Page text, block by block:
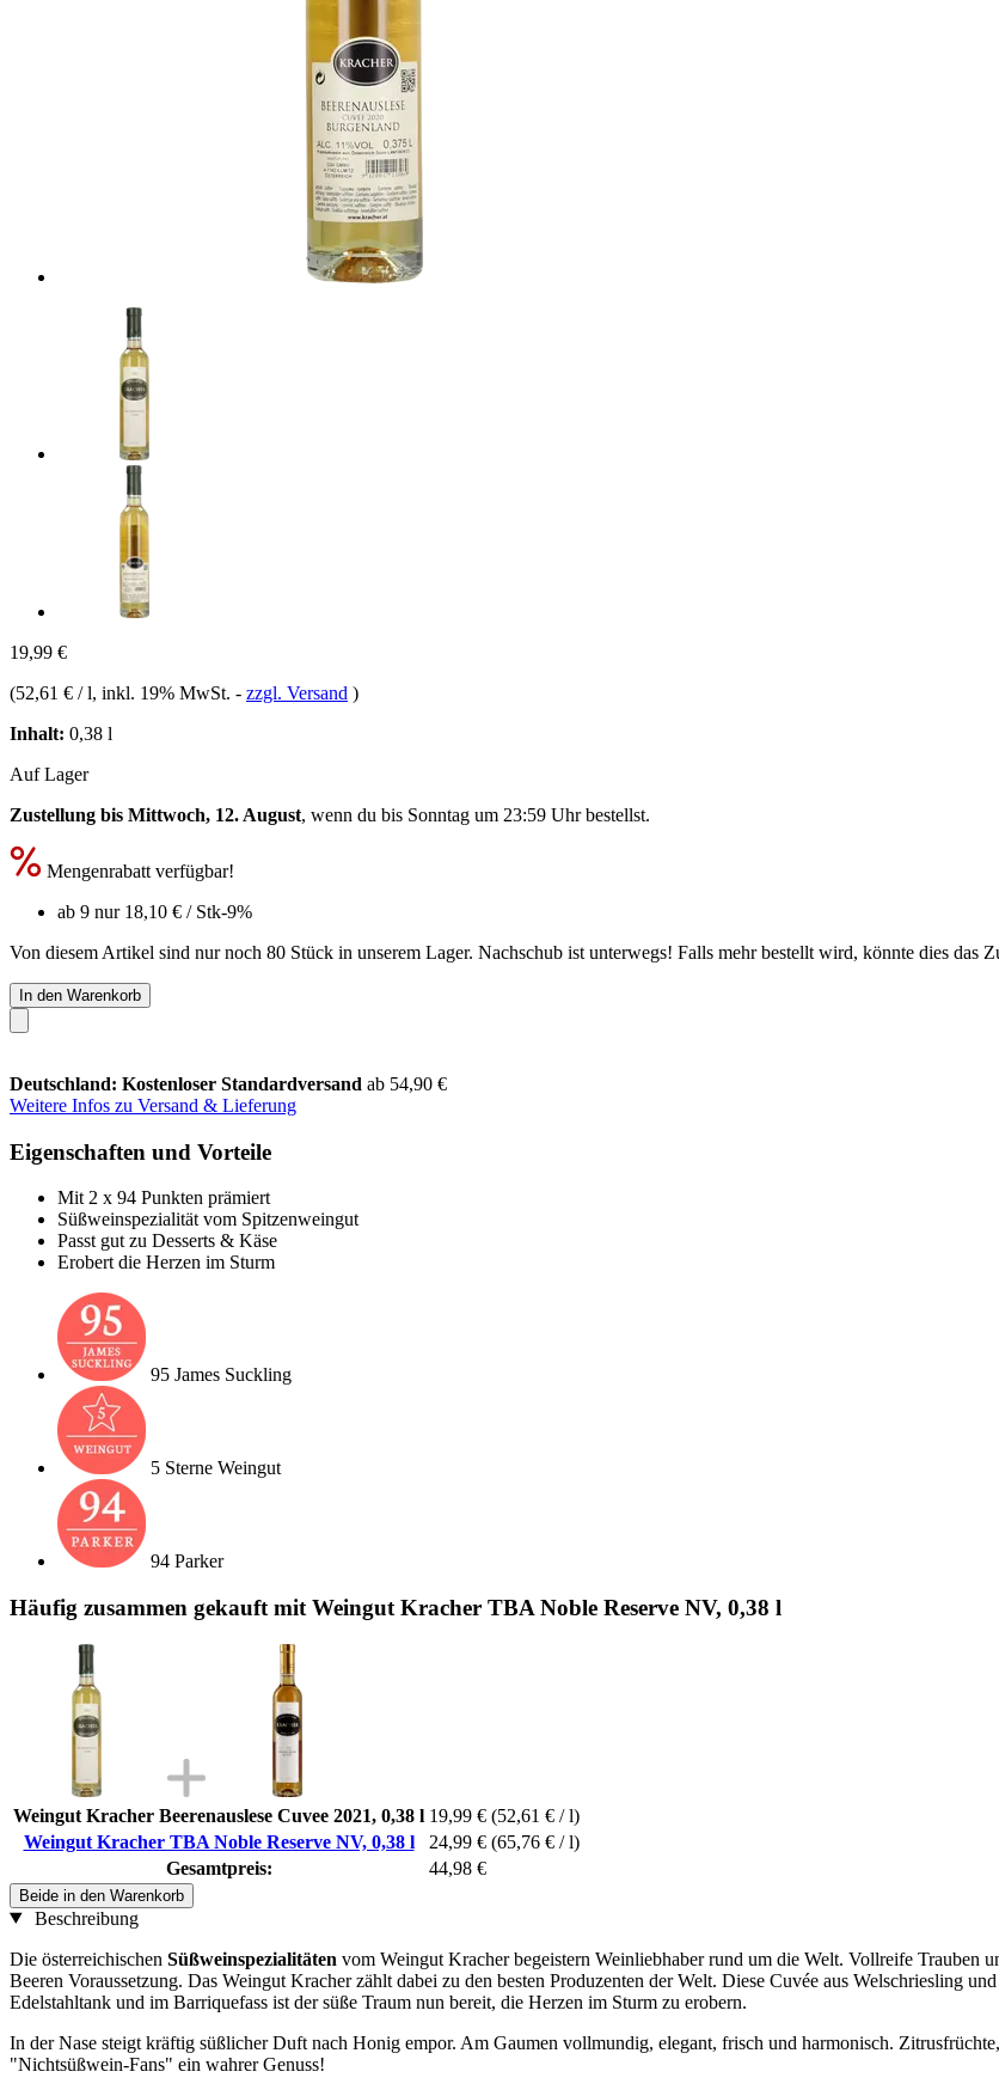
19,99 €
(52,61 € / l, inkl. 19% MwSt. - zzgl. Versand )
Inhalt: 0,38 l
Auf Lager
Zustellung bis Mittwoch, 12. August, wenn du bis Sonntag um 23:59 Uhrbestellst.
Mengenrabatt verfügbar!
ab 9 nur 18,10 € / Stk-9%
Von diesem Artikel sind nur noch 80 Stück in unserem Lager. Nachschub ist unterwegs! Falls mehr bestellt wird, könnte dies das
In den Warenkorb
Deutschland: Kostenloser Standardversand ab 54,90 €
Weitere Infos zu Versand & Lieferung
Eigenschaften und Vorteile
Mit 2 x 94 Punkten prämiert
Süßweinspezialität vom Spitzenweingut
Passt gut zu Desserts & Käse
Erobert die Herzen im Sturm
95 James Suckling
5 Sterne Weingut
94 Parker
Häufig zusammen gekauft mit Weingut Kracher TBA Noble Reserve NV, 0,38 l
Weingut Kracher Beerenauslese Cuvee 2021, 0,38 l 19,99 € (52,61 € / l)
Weingut Kracher TBA Noble Reserve NV, 0,38 l
24,99 € (65,76 € / l)
Gesamtpreis:
44,98 €
Beide in den Warenkorb
Beschreibung
Die österreichischen Süßweinspezialitäten vom Weingut Kracher begeistern Weinliebhaber rund um die Welt. Vollreife Trauben
Beeren Voraussetzung. Das Weingut Kracher zählt dabei zu den besten Produzenten der Welt. Diese Cuvée aus Welschriesling
Edelstahltank und im Barriquefass ist der süße Traum nun bereit, die Herzen im Sturm zu erobern.
In der Nase steigt kräftig süßlicher Duft nach Honig empor. Am Gaumen vollmundig, elegant, frisch und harmonisch.
"Nichtsüßwein-Fans" ein wahrer Genuss!